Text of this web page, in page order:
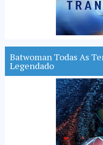
Batwoman Todas As
Legendado